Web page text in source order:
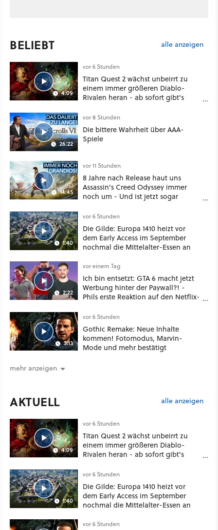
BELIEBT alle anzeigen
4:09
vor 6 Stunden
Titan Quest 2 wächst unbeirrt zu
einem immer größeren Diablo-
Rivalen heran - ab sofort gibt's
Klasse
26:22
vor 8 Stunden
Die bittere Wahrheit über AAA-
Spiele
14:45
vor 11 Stunden
8 Jahre nach Release haut uns
Assassin's Creed Odyssey immer
noch um - Und ist jetzt sogar
1:40
vor 6 Stunden
Die Gilde: Europa 1410 heizt vor
dem Early Access im September
nochmal die Mittelalter-Essen an
2:22
vor einem Tag
Ich bin entsetzt: GTA 6 macht jetzt
Werbung hinter der Paywall?! -
Phils erste Reaktion auf den Netflix-
3:13
vor 6 Stunden
Gothic Remake: Neue Inhalte
kommen! Fotomodus, Marvin-
Mode und mehr bestätigt
mehr anzeigen
AKTUELL alle anzeigen
4:09
vor 6 Stunden
Titan Quest 2 wächst unbeirrt zu
einem immer größeren Diablo-
Rivalen heran - ab sofort gibt's
Klasse
1:40
vor 6 Stunden
Die Gilde: Europa 1410 heizt vor
dem Early Access im September
nochmal die Mittelalter-Essen an
vor 6 Stunden